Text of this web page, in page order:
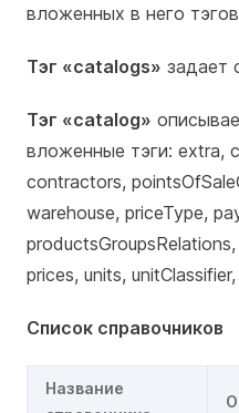
вложенных в него
Тэг «catalogs» задает
Тэг «catalog»
вложенные тэги: extra,
contractors,
warehouse, priceType,
prices, units,
Список справочников
Название